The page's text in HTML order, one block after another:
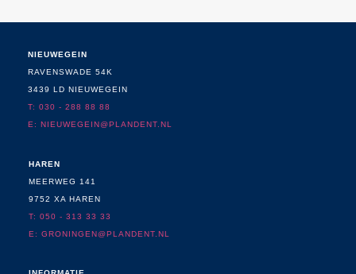
NIEUWEGEIN
RAVENSWADE 54K
3439 LD NIEUWEGEIN
T: 030 - 288 88 88
E: NIEUWEGEIN@PLANDENT.NL
HAREN
MEERWEG 141
9752 XA HAREN
T: 050 - 313 33 33
E: GRONINGEN@PLANDENT.NL